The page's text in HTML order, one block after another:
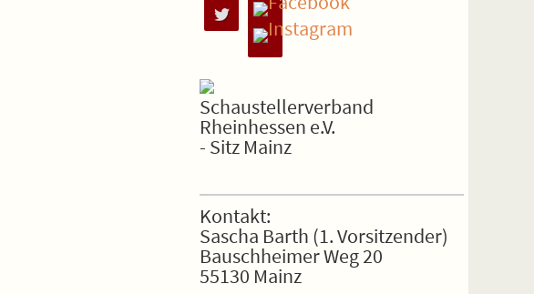
Schaustellerverband
Rheinhessen e.V.
- Sitz Mainz
Kontakt:
Sascha Barth (1. Vorsitzender)
Bauschheimer Weg 20
55130 Mainz